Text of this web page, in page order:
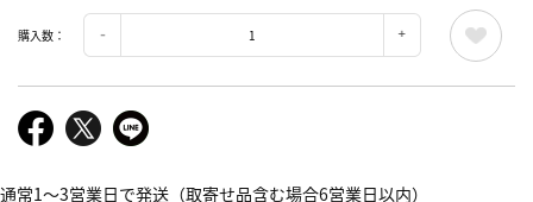
購入数：
通常1～3営業日で発送（取寄せ品含む場合6営業日以内）